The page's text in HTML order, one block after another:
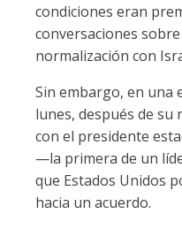
condiciones eran
conversaciones
normalización con
Sin embargo, en una
lunes, después de
con el presidente
—la primera de un
que Estados Unidos
hacia un acuerdo.